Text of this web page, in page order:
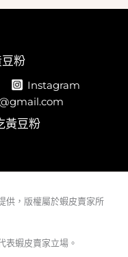
粉
Instagram
黃豆粉
供，版權屬於蝦皮賣家所
表蝦皮賣家立場。